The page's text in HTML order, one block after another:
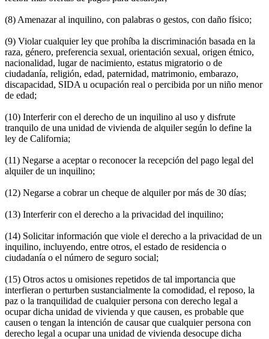
(8) Amenazar al inquilino, con palabras o gestos, con daño físico;
(9) Violar cualquier ley que prohíba la discriminación basada en la
raza, género, preferencia sexual, orientación sexual, origen étnico,
nacionalidad, lugar de nacimiento, estatus migratorio o de
ciudadanía, religión, edad, paternidad, matrimonio, embarazo,
discapacidad, SIDA u ocupación real o percibida por un niño menor
de edad;
(10) Interferir con el derecho de un inquilino al uso y disfrute
tranquilo de una unidad de vivienda de alquiler según lo define la
ley de California;
(11) Negarse a aceptar o reconocer la recepción del pago legal del
alquiler de un inquilino;
(12) Negarse a cobrar un cheque de alquiler por más de 30 días;
(13) Interferir con el derecho a la privacidad del inquilino;
(14) Solicitar información que viole el derecho a la privacidad de un
inquilino, incluyendo, entre otros, el estado de residencia o
ciudadanía o el número de seguro social;
(15) Otros actos u omisiones repetidos de tal importancia que
interfieran o perturben sustancialmente la comodidad, el reposo, la
paz o la tranquilidad de cualquier persona con derecho legal a
ocupar dicha unidad de vivienda y que causen, es probable que
causen o tengan la intención de causar que cualquier persona con
derecho legal a ocupar una unidad de vivienda desocupe dicha